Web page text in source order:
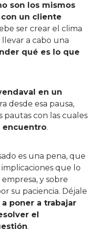
son los mismos
un cliente
ser crear el clima
a cabo una
qué es lo que
en un
desde esa pausa,
con las cuales
encuentro.
es una pena, que
que lo
y sobre
su paciencia. Déjale
poner a trabajar
el
.